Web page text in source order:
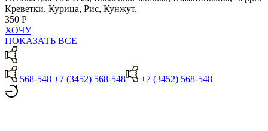
Креветки, Курица, Рис, Кунжут,
350 Р
ХОЧУ
ПОКАЗАТЬ ВСЕ
568-548 +7 (3452) 568-548 +7 (3452) 568-548